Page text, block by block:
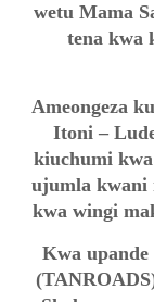
wetu Mama
tena kwa
Ameongeza
Itoni –
kiuchumi
ujumla kwani
kwa wingi
Kwa